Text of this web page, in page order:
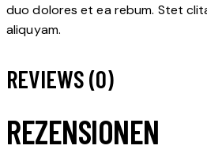
duo dolores et ea rebum. Stet
aliquyam.
REVIEWS (0)
REZENSIONEN